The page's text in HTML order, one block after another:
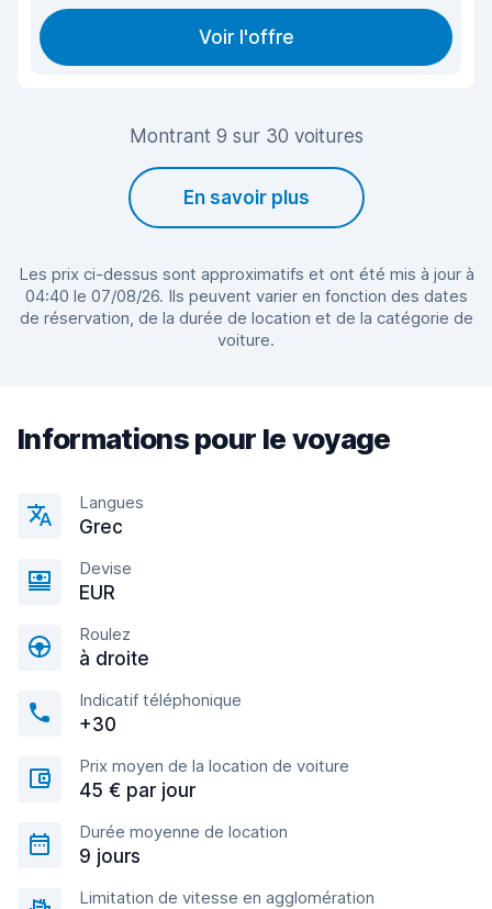
Voir l'offre
Montrant 9 sur 30 voitures
En savoir plus
Les prix ci-dessus sont approximatifs et ont été mis à jour à
04:40 le 07/08/26. Ils peuvent varier en fonction des dates
de réservation, de la durée de location et de la catégorie de
voiture.
Informations pour le voyage
Langues
Grec
Devise
EUR
Roulez
à droite
Indicatif téléphonique
+30
Prix moyen de la location de voiture
45 € par jour
Durée moyenne de location
9 jours
Limitation de vitesse en agglomération